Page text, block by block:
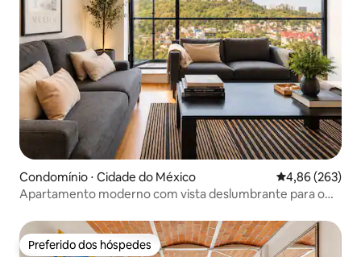
Condomínio ⋅ Cidade do México 4,86 de uma
4,86 (263)
Apartamento moderno com vista deslumbrante para o
Preferido dos hóspedes
Preferido dos hóspedes